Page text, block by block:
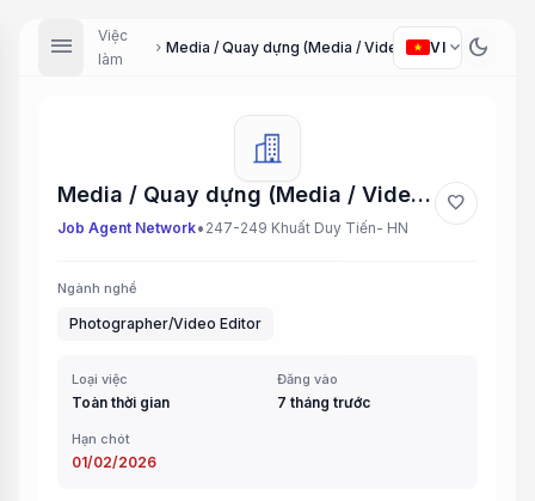
menu
Việc
làm
chevron_right Media / Quay dựng (Media / Video Editor)VI expand_more dark_mode
Media / Quay dựng (Media / Video Editor)
Job Agent Network• 247-249 Khuất Duy Tiến- HN
favorite
Ngành nghề
Photographer/Video Editor
Loại việc
Toàn thời gian
Đăng vào
7 tháng trước
Hạn chót
01/02/2026